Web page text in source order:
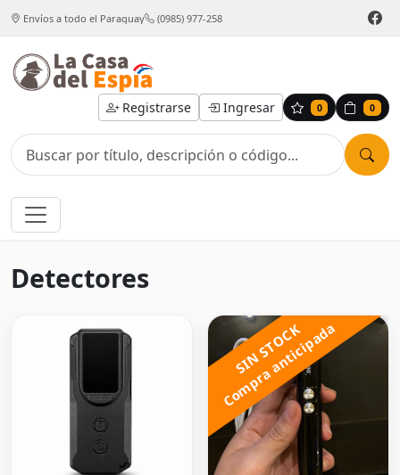
Envíos a todo el Paraguay (0985) 977-258
Registrarse Ingresar 0 0
Detectores
SIN STOCK
Compra anticipada